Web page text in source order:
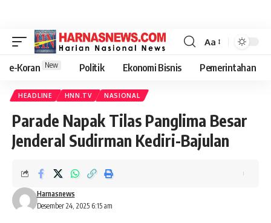
Aa
e-Koran New Politik Ekonomi Bisnis Pemerintahan
HEADLINE HNN.TV NASIONAL
Parade Napak Tilas Panglima Besar
Jenderal Sudirman Kediri-Bajulan
Desember 24, 2025 6:15 am
Harnasnews